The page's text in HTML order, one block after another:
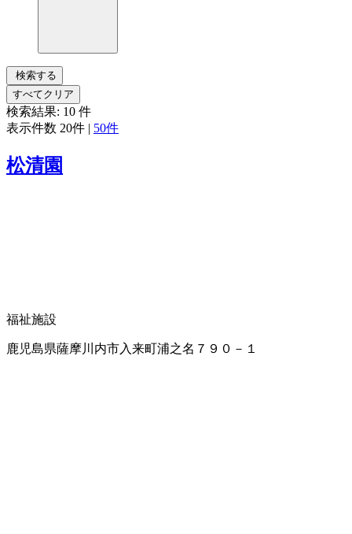
検索する
すべてクリア
検索結果: 10 件
表示件数 20件 | 50件
松清園
福祉施設
鹿児島県薩摩川内市入来町浦之名７９０－１